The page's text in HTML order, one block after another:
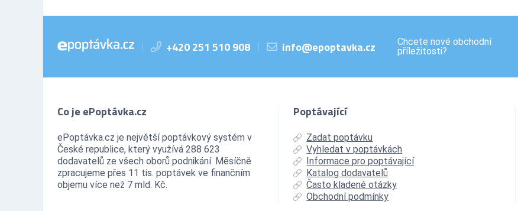
| +420 251 510 908 | info@epoptavka.cz
Chcete nové obchodní
příležitosti?
Co je ePoptávka.cz
ePoptávka.cz je největší poptávkový systém v
České republice, který využívá 288 623
dodavatelů ze všech oborů podnikání. Měsíčně
zpracujeme přes 11 tis. poptávek ve finančním
objemu více než 7 mld. Kč.
Poptávající
Zadat poptávku
Vyhledat v poptávkách
Informace pro poptávající
Katalog dodavatelů
Často kladené otázky
Obchodní podmínky